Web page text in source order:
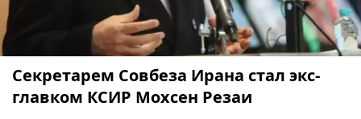
Секретарем Совбеза Ирана стал экс-
главком КСИР Мохсен Резаи